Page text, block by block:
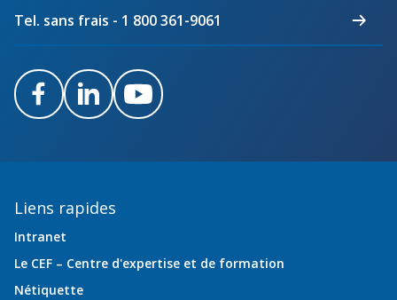
Tel. sans frais - 1 800 361-9061
FacebookLinkedInYoutube
Liens rapides
Intranet
Le CEF – Centre d'expertise et de formation
Nétiquette